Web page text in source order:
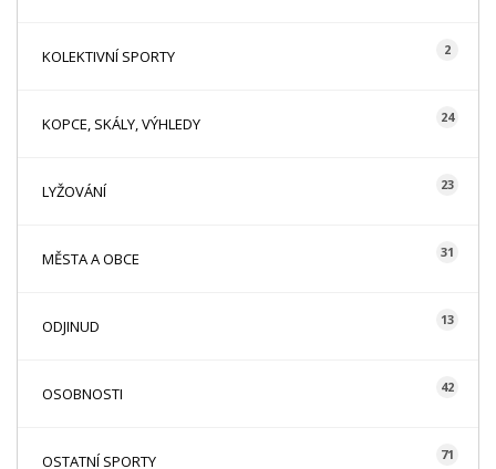
KOLEKTIVNÍ SPORTY 2
KOPCE, SKÁLY, VÝHLEDY 24
LYŽOVÁNÍ 23
MĚSTA A OBCE 31
ODJINUD 13
OSOBNOSTI 42
OSTATNÍ SPORTY 71